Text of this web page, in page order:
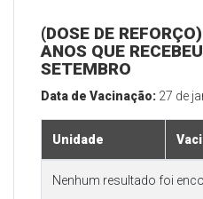
(DOSE DE
ANOS QUE
SETEMBRO
Data de Vacinação: 27 de
Unidade
Nenhum resultado foi